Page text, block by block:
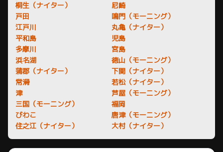
桐生（ナイター）
戸田
江戸川
平和島
多摩川
浜名湖
蒲郡（ナイター）
常滑
津
三国（モーニング）
びわこ
住之江（ナイター）
尼崎
鳴門（モーニング）
丸亀（ナイター）
児島
宮島
徳山（モーニング）
下関（ナイター）
若松（ナイター）
芦屋（モーニング）
福岡
唐津（モーニング）
大村（ナイター）